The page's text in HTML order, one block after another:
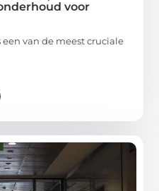
voor
van de meest cruciale